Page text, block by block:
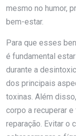
mesmo no humor,
bem-estar.
Para que esses
é fundamental
durante a
dos principais
toxinas. Além
corpo a recuperar
reparação. Evitar o